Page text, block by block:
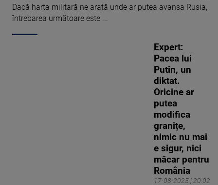
Dacă harta militară ne arată unde ar putea avansa Rusia,
întrebarea următoare este ...
17-08-2025 | 20:02
Expert:
Pacea lui
Putin, un
diktat.
Oricine ar
putea
modifica
granițe,
nimic nu mai
e sigur, nici
măcar pentru
România